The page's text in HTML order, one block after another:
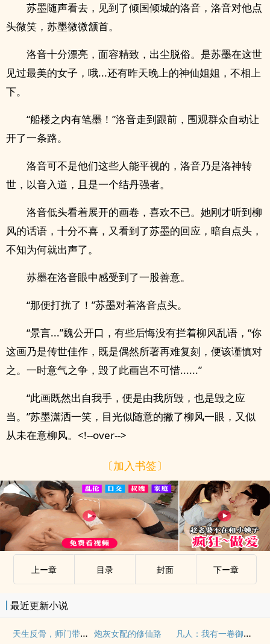
苏墨随声看去，见到了倾国倾城的洛音，洛音对他点
头微笑，苏墨微微颔首。
洛音十分漂亮，面容精致，出尘脱俗。是苏墨在这世
见过最美的女子，哦...还有昨天晚上的神仙姐姐，不相上
下。
“船楼之内有笔墨！”洛音走到跟前，围观群众自动让
开了一条路。
洛音可不是他们这些人能平视的，洛音乃是洛神转
世，以音入道，且是一个结丹强者。
洛音低头看着展开的画卷，喜欢不已。她刚才听到柳
风的话语，十分不喜，又看到了苏墨的回应，暗自点头，
不知为何就出声了。
苏墨在洛音眼中感受到了一股善意。
“那便打扰了！”苏墨对着洛音点头。
“景言...”魏公开口，有些后悔没有拦着柳风乱语，“你
这画乃是传世佳作，既是偶然所著再难复刻，便该谨慎对
之。一时意气之争，毁了此画岂不可惜......”
“此画既然出自我手，便是由我所毁，也是毁之应
当。”苏墨潇洒一笑，目光似随意的撇了柳风一眼，又似
从未在意柳风。<!--over-->
〔加入书签〕
上ー章 目录 封面 下ー章
最近更新小说
天生反骨，师门带我做反派 炮灰女配的修仙路 凡人：我有一卷御灵图录